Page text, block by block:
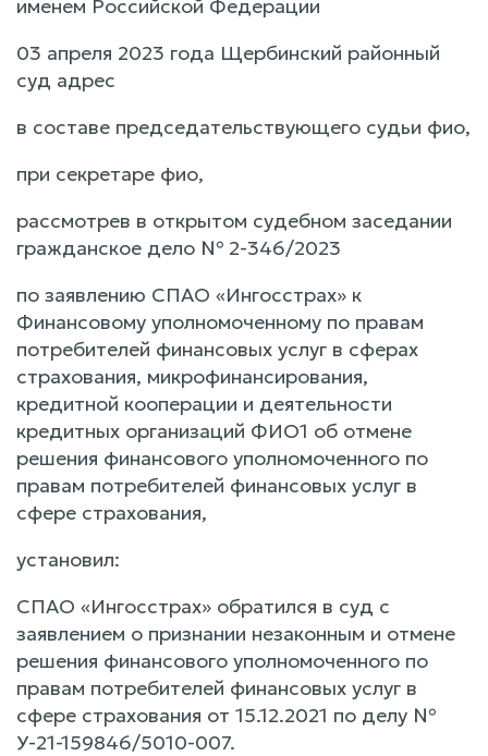
именем Российской Федерации
03 апреля 2023 года Щербинский районный
суд адрес
в составе председательствующего судьи фио,
при секретаре фио,
рассмотрев в открытом судебном заседании
гражданское дело № 2-346/2023
по заявлению СПАО «Ингосстрах» к
Финансовому уполномоченному по правам
потребителей финансовых услуг в сферах
страхования, микрофинансирования,
кредитной кооперации и деятельности
кредитных организаций ФИО1 об отмене
решения финансового уполномоченного по
правам потребителей финансовых услуг в
сфере страхования,
установил:
СПАО «Ингосстрах» обратился в суд с
заявлением о признании незаконным и отмене
решения финансового уполномоченного по
правам потребителей финансовых услуг в
сфере страхования от 15.12.2021 по делу №
У-21-159846/5010-007.